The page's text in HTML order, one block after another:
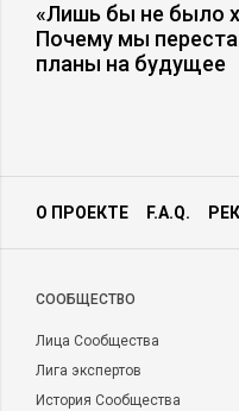
«Лишь бы не было
Почему мы
планы на будущее
О ПРОЕКТЕ F.A.Q.
CООБЩЕСТВО
Лица Сообщества
Лига экспертов
История Сообщества